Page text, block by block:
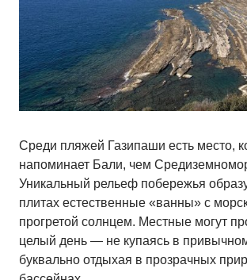
Среди пляжей Газипаши есть место,
напоминает Бали, чем
Уникальный рельеф побережья
плитах естественные «ванны» с
прогретой солнцем. Местные могут
целый день — не купаясь в
буквально отдыхая в прозрачных